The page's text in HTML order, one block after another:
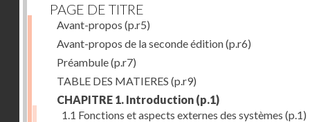
PAGE DE TITRE
Avant-propos (p.r5)
Avant-propos de la seconde édition(p.r6)
Préambule(p.r7)
TABLE DES MATIERES (p.r9)
CHAPITRE 1. Introduction (p.1)
1.1 Fonctions et aspects externes des systèmes (p.1)